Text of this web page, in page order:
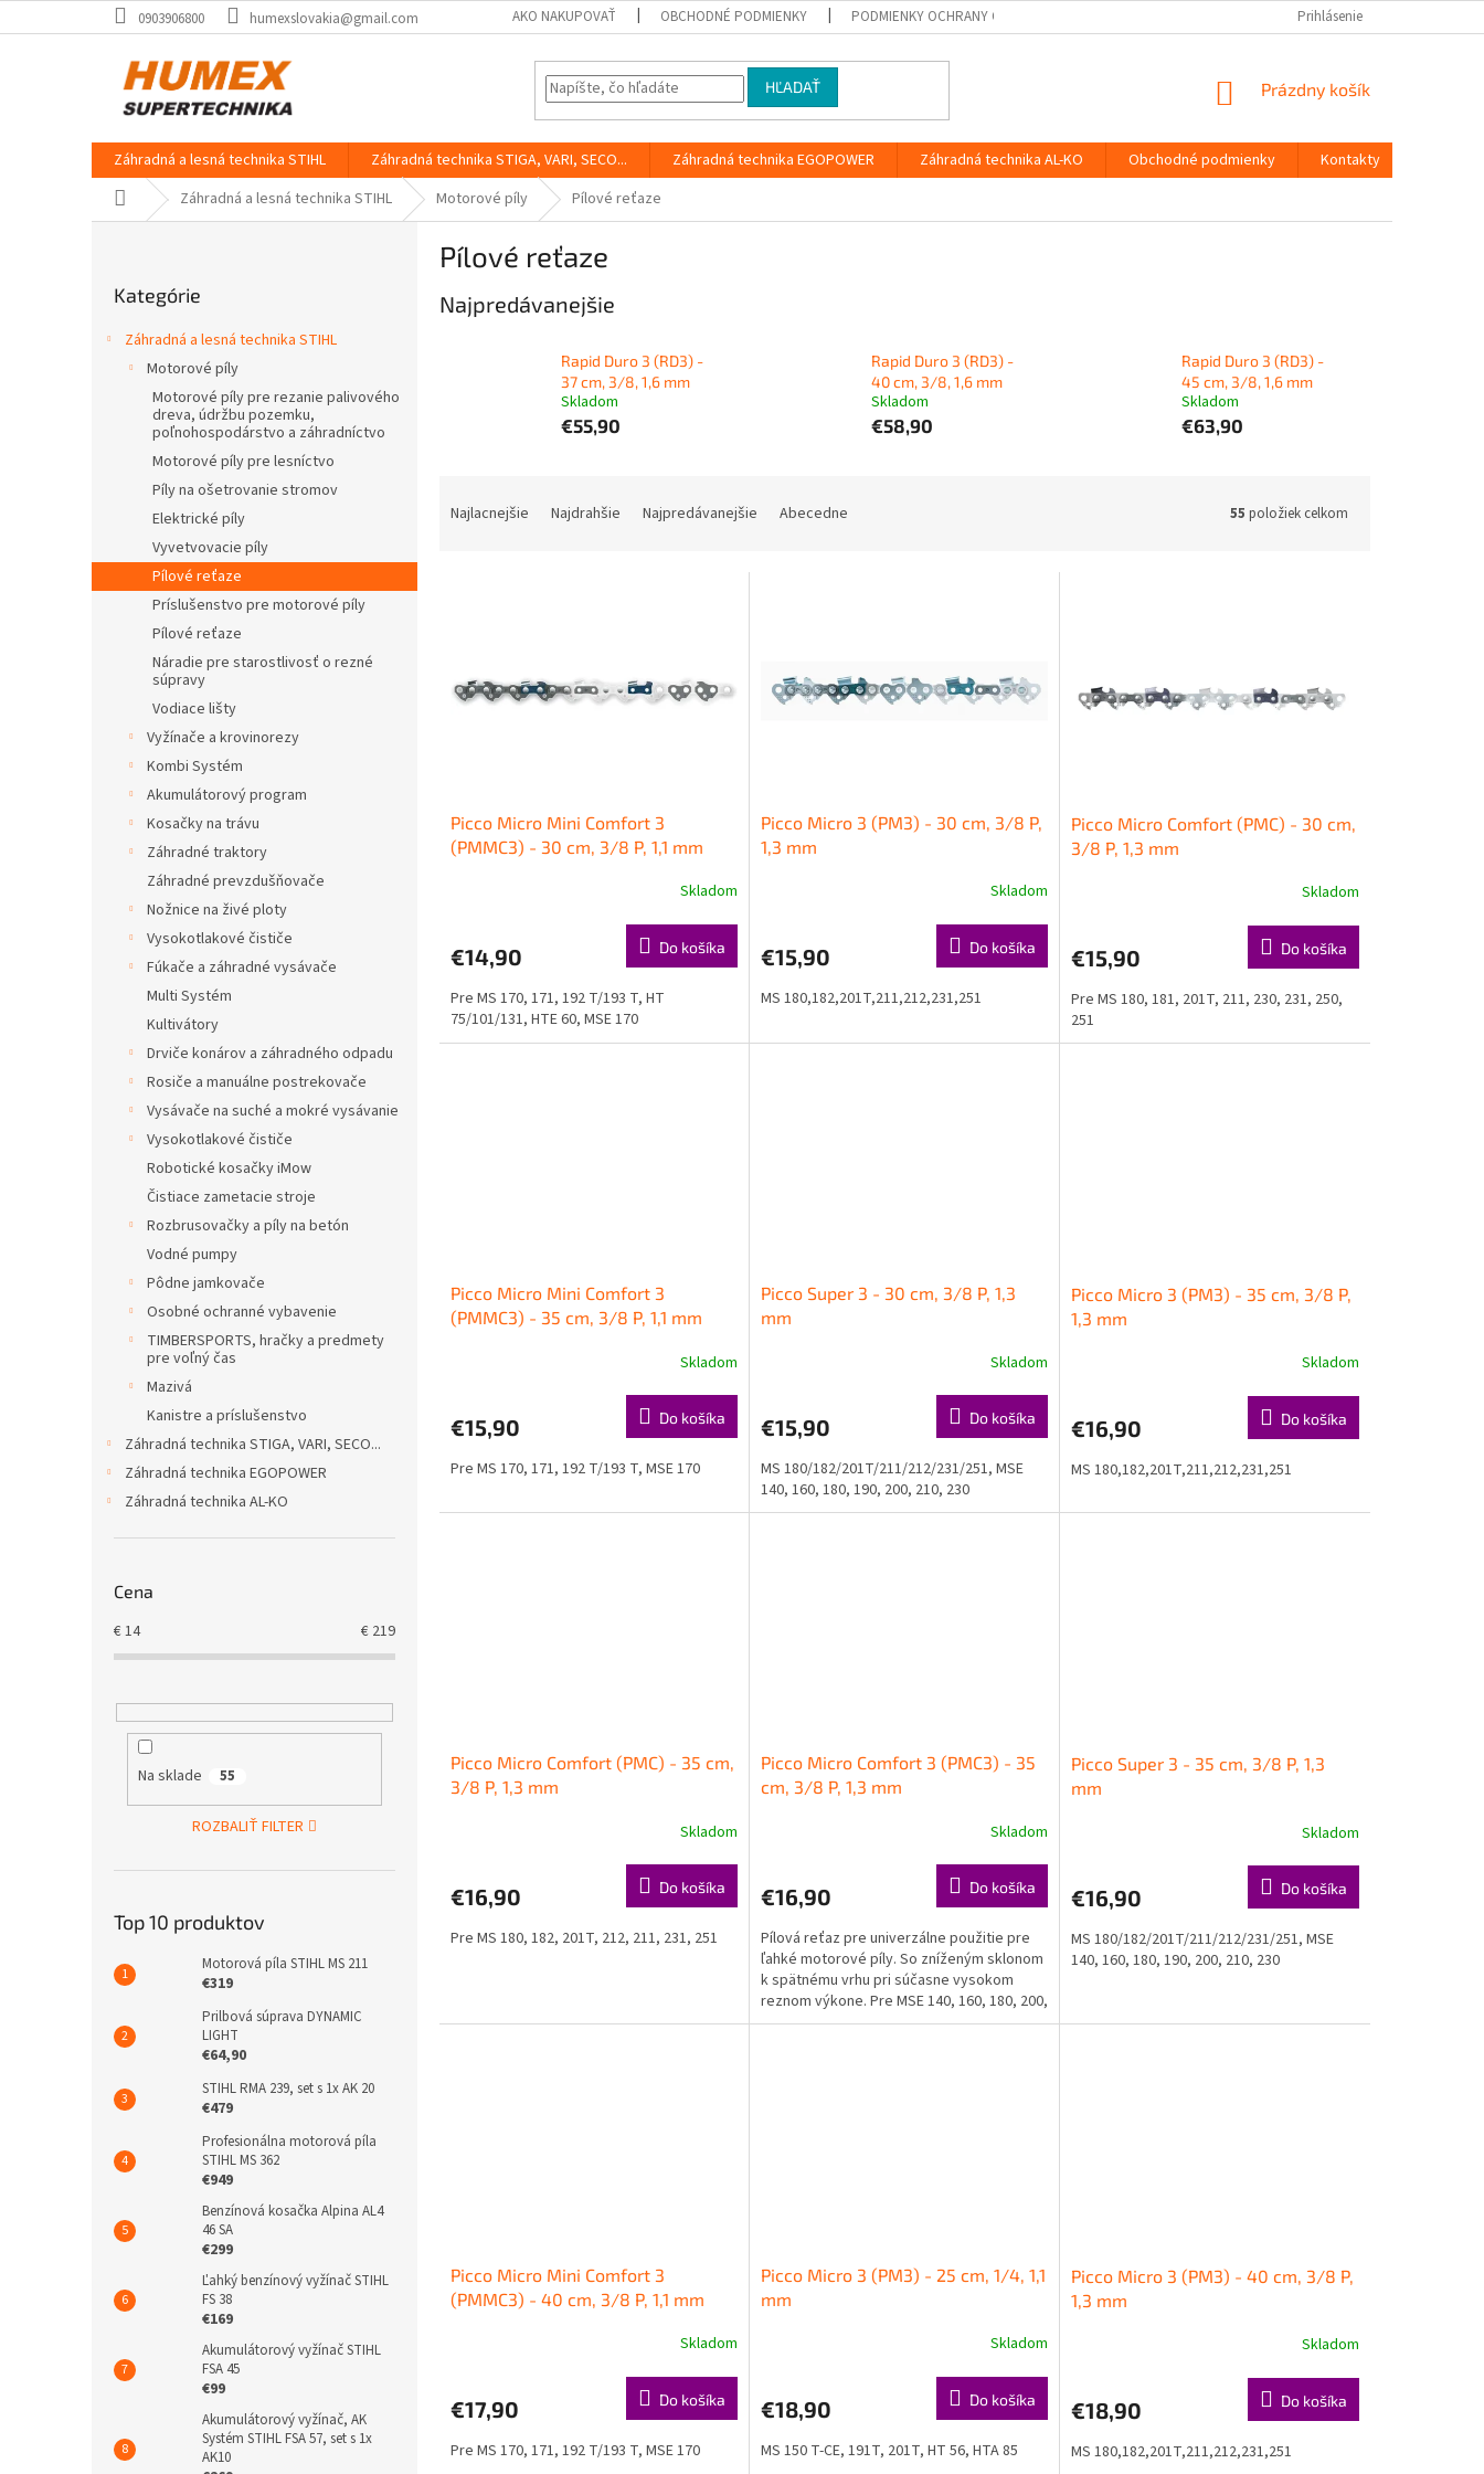
na
0903906800 humexslovakia@gmail.com AKO NAKUPOVAŤ OBCHODNÉ PODMIENKY PODMIENKY OCHRANY OSOBNÝCH ÚDAJOV Prihlásenie
HĽADAŤ
NÁKUPNÝ
Prázdny košík
Záhradná a lesná technika STIHL Záhradná technika STIGA, VARI, SECO... Záhradná technika EGOPOWER Záhradná technika AL-KO Obchodné podmienky
Kontakty
Domov Záhradná a lesná technika STIHL Motorové píly Pílové reťaze
kategórie
Kategórie
Záhradná a lesná technika STIHL
Motorové píly
Motorové píly pre rezanie palivového
dreva, údržbu pozemku,
poľnohospodárstvo a záhradníctvo
Motorové píly pre lesníctvo
Píly na ošetrovanie stromov
Elektrické píly
Vyvetvovacie píly
Pílové reťaze
Príslušenstvo pre motorové píly
Pílové reťaze
Náradie pre starostlivosť o rezné
súpravy
Vodiace lišty
Vyžínače a krovinorezy
Kombi Systém
Akumulátorový program
Kosačky na trávu
Záhradné traktory
Záhradné prevzdušňovače
Nožnice na živé ploty
Vysokotlakové čističe
Fúkače a záhradné vysávače
Multi Systém
Kultivátory
Drviče konárov a záhradného odpadu
Rosiče a manuálne postrekovače
Vysávače na suché a mokré vysávanie
Vysokotlakové čističe
Robotické kosačky iMow
Čistiace zametacie stroje
Rozbrusovačky a píly na betón
Vodné pumpy
Pôdne jamkovače
Osobné ochranné vybavenie
TIMBERSPORTS, hračky a predmety
pre voľný čas
Mazivá
Kanistre a príslušenstvo
Záhradná technika STIGA, VARI, SECO...
Záhradná technika EGOPOWER
Záhradná technika AL-KO
Cena
€14 € 219
Na sklade 55
ROZBALIŤ FILTER
Top 10 produktov
Motorová píla STIHL MS 211
€319
Prilbová súprava DYNAMIC
LIGHT
€64,90
STIHL RMA 239, set s 1x AK 20
€479
Profesionálna motorová píla
STIHL MS 362
€949
Benzínová kosačka Alpina AL4
46 SA
€299
Ľahký benzínový vyžínač STIHL
FS 38
€169
Akumulátorový vyžínač STIHL
FSA 45
€99
Akumulátorový vyžínač, AK
Systém STIHL FSA 57, set s 1x
AK10
Pílové reťaze
Najpredávanejšie
Rapid Duro 3 (RD3) -
37 cm, 3/8, 1,6 mm
Skladom
€55,90
Rapid Duro 3 (RD3) -
40 cm, 3/8, 1,6 mm
Skladom
€58,90
Rapid Duro 3 (RD3) -
45 cm, 3/8, 1,6 mm
Skladom
€63,90
Najlacnejšie Najdrahšie Najpredávanejšie Abecedne 55 položiek celkom
Picco Micro Mini Comfort 3
(PMMC3) - 30 cm, 3/8 P, 1,1 mm
Skladom
€14,90 Do košíka
Pre MS 170, 171, 192 T/193 T, HT
75/101/131, HTE 60, MSE 170
Picco Micro 3 (PM3) - 30 cm, 3/8 P,
1,3 mm
Skladom
€15,90 Do košíka
MS 180,182,201T,211,212,231,251
Picco Micro Comfort (PMC) - 30 cm,
3/8 P, 1,3 mm
Skladom
€15,90 Do košíka
Pre MS 180, 181, 201T, 211, 230, 231, 250,
251
Picco Micro Mini Comfort 3
(PMMC3) - 35 cm, 3/8 P, 1,1 mm
Skladom
€15,90 Do košíka
Pre MS 170, 171, 192 T/193 T, MSE 170
Picco Super 3 - 30 cm, 3/8 P, 1,3
mm
Skladom
€15,90 Do košíka
MS 180/182/201T/211/212/231/251, MSE
140, 160, 180, 190, 200, 210, 230
Picco Micro 3 (PM3) - 35 cm, 3/8 P,
1,3 mm
Skladom
€16,90 Do košíka
MS 180,182,201T,211,212,231,251
Picco Micro Comfort (PMC) - 35 cm,
3/8 P, 1,3 mm
Skladom
€16,90 Do košíka
Pre MS 180, 182, 201T, 212, 211, 231, 251
Picco Micro Comfort 3 (PMC3) - 35
cm, 3/8 P, 1,3 mm
Skladom
€16,90 Do košíka
Pílová reťaz pre univerzálne použitie pre
ľahké motorové píly. So zníženým sklonom
k spätnému vrhu pri súčasne vysokom
reznom výkone. Pre MSE 140, 160, 180, 200,
MSE 190, 210, 230
Picco Super 3 - 35 cm, 3/8 P, 1,3
mm
Skladom
€16,90 Do košíka
MS 180/182/201T/211/212/231/251, MSE
140, 160, 180, 190, 200, 210, 230
Picco Micro Mini Comfort 3
(PMMC3) - 40 cm, 3/8 P, 1,1 mm
Skladom
€17,90 Do košíka
Pre MS 170, 171, 192 T/193 T, MSE 170
Picco Micro 3 (PM3) - 25 cm, 1/4, 1,1
mm
Skladom
€18,90 Do košíka
MS 150 T-CE, 191T, 201T, HT 56, HTA 85
Picco Micro 3 (PM3) - 40 cm, 3/8 P,
1,3 mm
Skladom
€18,90 Do košíka
MS 180,182,201T,211,212,231,251